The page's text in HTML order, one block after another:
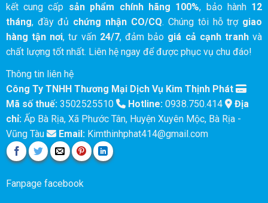
kết cung cấp sản phẩm chính hãng 100%, bảo hành 12
tháng, đầy đủ chứng nhận CO/CQ. Chúng tôi hỗ trợ giao
hàng tận nơi, tư vấn 24/7, đảm bảo giá cả cạnh tranh và
chất lượng tốt nhất. Liên hệ ngay để được phục vụ chu đáo!
Thông tin liên hệ
Công Ty TNHH Thương Mại Dịch Vụ Kim Thịnh Phát
Mã số thuế:3502525510 Hotline:0938.750.414
Địa
chỉ:Ấp Bà Rịa, Xã Phước Tân, Huyện Xuyên Mộc, Bà Rịa -
Vũng Tàu
Email:Kimthinhphat414@gmail.com
Fanpage facebook